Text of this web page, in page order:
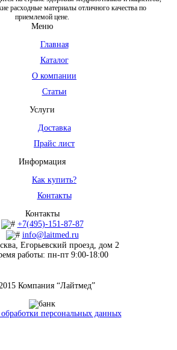
расходные материалы отличного качества по
приемлемой цене.
Меню
Главная
Каталог
О компании
Статьи
Услуги
Доставка
Прайс лист
Информация
Как купить?
Контакты
Контакты
+7(495)-151-87-87
info@laitmed.ru
Егорьевский проезд, дом 2
работы: пн-пт 9:00-18:00
Компания “Лайтмед”
персональных данных